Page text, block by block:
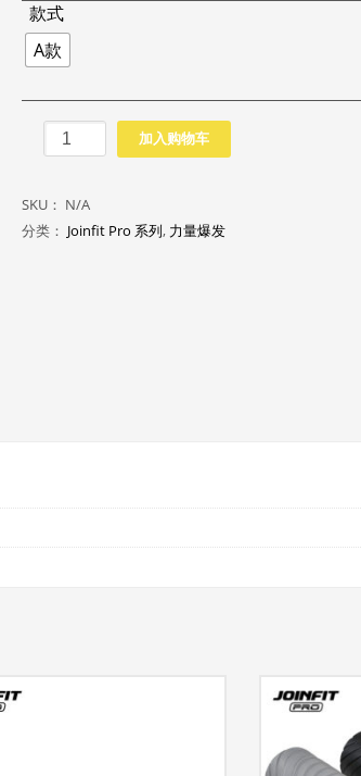
款式
A款
米
杆
（PRO）
加入购物车
SKU： N/A
分类： Joinfit Pro 系列, 力量爆发